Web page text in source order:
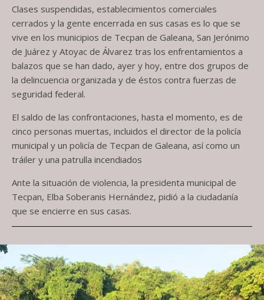
Clases suspendidas, establecimientos comerciales
cerrados y la gente encerrada en sus casas es lo que se
vive en los municipios de Tecpan de Galeana, San Jerónimo
de Juárez y Atoyac de Álvarez tras los enfrentamientos a
balazos que se han dado, ayer y hoy, entre dos grupos de
la delincuencia organizada y de éstos contra fuerzas de
seguridad federal.
El saldo de las confrontaciones, hasta el momento, es de
cinco personas muertas, incluidos el director de la policía
municipal y un policía de Tecpan de Galeana, así como un
tráiler y una patrulla incendiados
Ante la situación de violencia, la presidenta municipal de
Tecpan, Elba Soberanis Hernández, pidió a la ciudadanía
que se encierre en sus casas.